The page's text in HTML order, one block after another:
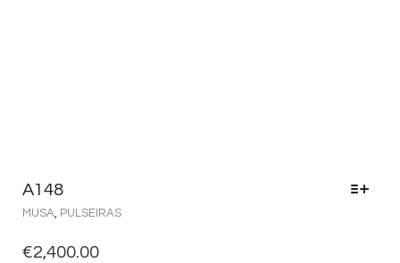
A148
MUSA, PULSEIRAS
€2,400.00